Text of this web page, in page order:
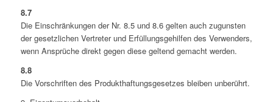
8.7
Die Einschränkungen der Nr. 8.5 und 8.6 gelten auch zugunsten
der gesetzlichen Vertreter und Erfüllungsgehilfen des Verwenders,
wenn Ansprüche direkt gegen diese geltend gemacht werden.
8.8
Die Vorschriften des Produkthaftungsgesetzes bleiben unberührt.